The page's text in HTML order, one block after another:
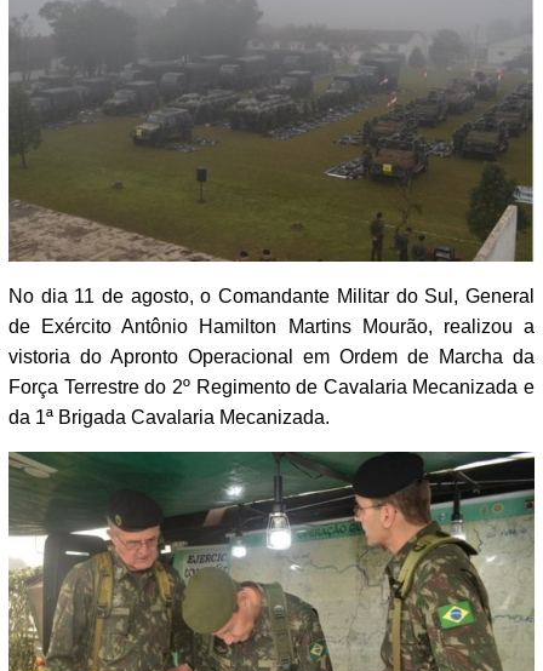
No dia 11 de agosto, o Comandante Militar do Sul, General
de Exército Antônio Hamilton Martins Mourão, realizou a
vistoria do Apronto Operacional em Ordem de Marcha da
Força Terrestre do 2º Regimento de Cavalaria Mecanizada e
da 1ª Brigada Cavalaria Mecanizada.